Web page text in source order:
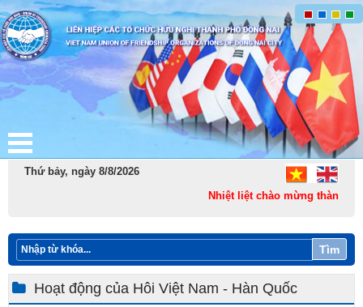
Thứ bảy, ngày 8/8/2026
Nhiệt liệt chào mừng thành lập
Tìm
Hoạt động của Hôi Việt Nam - Hàn Quốc